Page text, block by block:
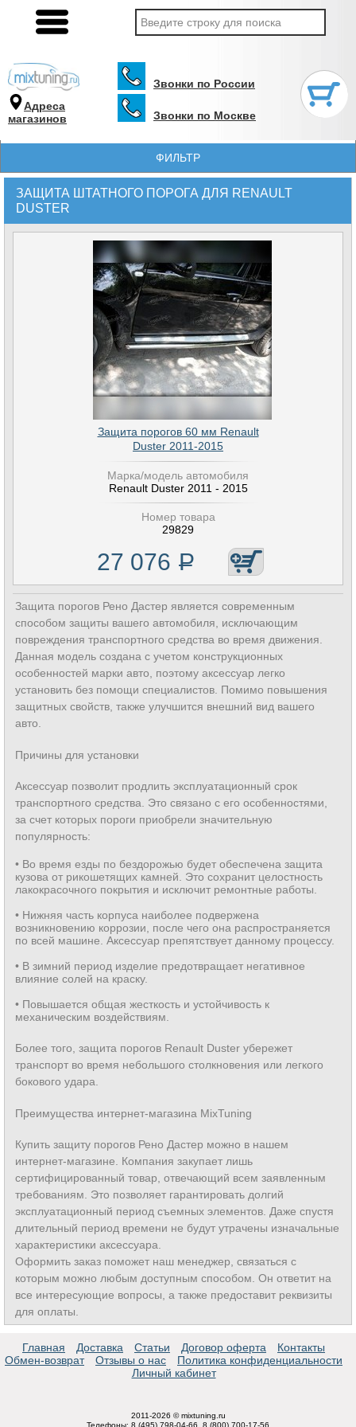
Адреса
магазинов
Звонки по России
Звонки по Москве
ФИЛЬТР
ЗАЩИТА ШТАТНОГО ПОРОГА ДЛЯ RENAULT
DUSTER
Защита порогов 60 мм Renault
Duster 2011-2015
Марка/модель автомобиля
Renault Duster 2011 - 2015
Номер товара
29829
27 076 Р
Защита порогов Рено Дастер является современным
способом защиты вашего автомобиля, исключающим
повреждения транспортного средства во время движения.
Данная модель создана с учетом конструкционных
особенностей марки авто, поэтому аксессуар легко
установить без помощи специалистов. Помимо повышения
защитных свойств, также улучшится внешний вид вашего
авто.
Причины для установки
Аксессуар позволит продлить эксплуатационный срок
транспортного средства. Это связано с его особенностями,
за счет которых пороги приобрели значительную
популярность:
• Во время езды по бездорожью будет обеспечена защита
кузова от рикошетящих камней. Это сохранит целостность
лакокрасочного покрытия и исключит ремонтные работы.
• Нижняя часть корпуса наиболее подвержена
возникновению коррозии, после чего она распространяется
по всей машине. Аксессуар препятствует данному процессу.
• В зимний период изделие предотвращает негативное
влияние солей на краску.
• Повышается общая жесткость и устойчивость к
механическим воздействиям.
Более того, защита порогов Renault Duster убережет
транспорт во время небольшого столкновения или легкого
бокового удара.
Преимущества интернет-магазина MixTuning
Купить защиту порогов Рено Дастер можно в нашем
интернет-магазине. Компания закупает лишь
сертифицированный товар, отвечающий всем заявленным
требованиям. Это позволяет гарантировать долгий
эксплуатационный период съемных элементов. Даже спустя
длительный период времени не будут утрачены изначальные
характеристики аксессуара.
Оформить заказ поможет наш менеджер, связаться с
которым можно любым доступным способом. Он ответит на
все интересующие вопросы, а также предоставит реквизиты
для оплаты.
Главная Доставка Статьи Договор оферта
Контакты
Обмен-возврат
Отзывы о нас
Политика конфиденциальности
Личный кабинет
2011-2026 © mixtuning.ru
Телефоны: 8 (495) 798-04-66, 8 (800) 700-17-56